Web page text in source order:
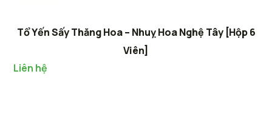
Tổ Yến Sấy Thăng Hoa – Nhuỵ Hoa Nghệ Tây [Hộp 6
Viên]
Liên hệ